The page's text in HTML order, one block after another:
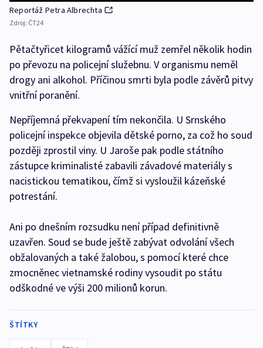
Reportáž Petra Albrechta
Zdroj: ČT24
Pětačtyřicet kilogramů vážící muž zemřel několik hodin
po převozu na policejní služebnu. V organismu neměl
drogy ani alkohol. Příčinou smrti byla podle závěrů pitvy
vnitřní poranění.
Nepříjemná překvapení tím nekončila. U Srnského
policejní inspekce objevila dětské porno, za což ho soud
později zprostil viny. U Jaroše pak podle státního
zástupce kriminalisté zabavili závadové materiály s
nacistickou tematikou, čímž si vysloužil kázeňské
potrestání.
Ani po dnešním rozsudku není případ definitivně
uzavřen. Soud se bude ještě zabývat odvolání všech
obžalovaných a také žalobou, s pomocí které chce
zmocněnec vietnamské rodiny vysoudit po státu
odškodné ve výši 200 milionů korun.
ŠTÍTKY